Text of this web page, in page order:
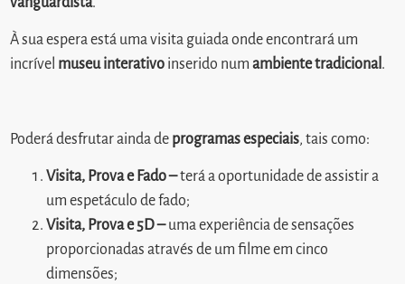
À sua espera está uma visita guiada onde encontrará um
incrível museu interativo inserido numambiente tradicional .
Poderá desfrutar ainda de programas especiais, tais como:
Visita, Prova e Fado –terá a oportunidade de assistir a
um espetáculo de fado;
Visita, Prova e 5D –uma experiência de sensações
proporcionadas através de um filme em cinco
dimensões;